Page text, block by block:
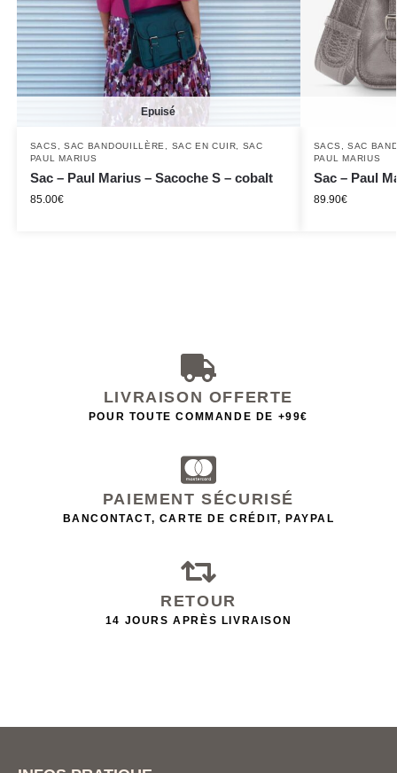
Epuisé
SACS SAC BANDOUILLÈRE SAC EN CUIR
SAC
PAUL MARIUS
Sac – Paul Marius – Sacoche S – cobalt
85.00€
SACS
SAC
PAUL MARIUS
Sac – Paul
89.90€
LIVRAISON OFFERTE
POUR TOUTE COMMANDE DE +99€
PAIEMENT SÉCURISÉ
BANCONTACT, CARTE DE CRÉDIT, PAYPAL
RETOUR
14 JOURS APRÈS LIVRAISON